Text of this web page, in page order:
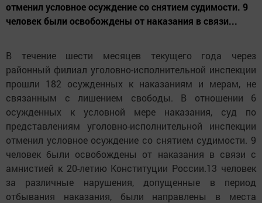
отменил условное осуждение со снятием судимости. 9
человек были освобождены от наказания в связи...
В течение шести месяцев текущего года через
районный филиал уголовно-исполнительной инспекции
прошли 182 осужденных к наказаниям и мерам, не
связанным с лишением свободы. В отношении 6
осужденных к условной мере наказания, суд по
представлениям уголовно-исполнительной инспекции
отменил условное осуждение со снятием судимости. 9
человек были освобождены от наказания в связи с
амнистией к 20-летию Конституции России.13 человек
за различные нарушения, допущенные в период
отбывания наказания, были направлены в места